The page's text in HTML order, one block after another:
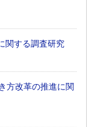
関する調査研究
方改革の推進に関